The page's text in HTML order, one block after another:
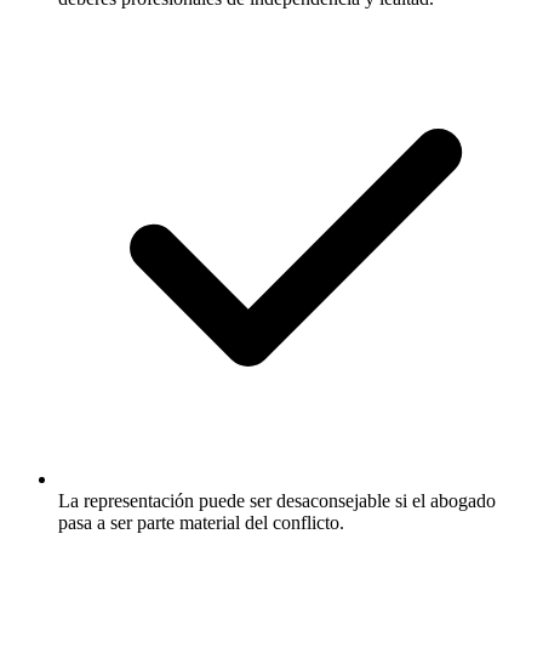
La representación puede ser desaconsejable si el abogado
pasa a ser parte material del conflicto.